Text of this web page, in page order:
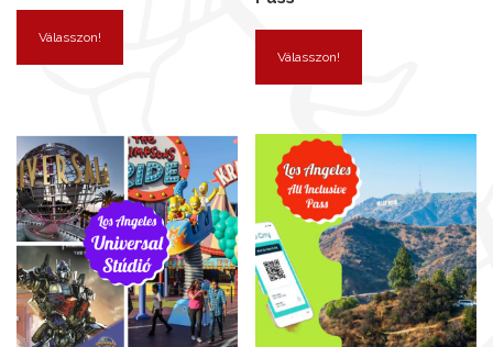
Válasszon!
Válasszon!